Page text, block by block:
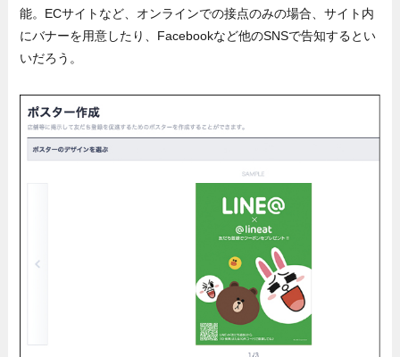
能。ECサイトなど、オンラインでの接点のみの場合、サイト内
にバナーを用意したり、Facebookなど他のSNSで告知するとい
いだろう。